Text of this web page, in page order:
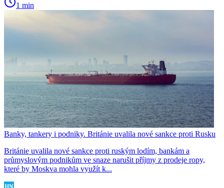
1 min
Banky, tankery i podniky. Británie uvalila nové sankce proti Rusku
Británie uvalila nové sankce proti ruským lodím, bankám a
průmyslovým podnikům ve snaze narušit příjmy z prodeje ropy,
které by Moskva mohla využít k...